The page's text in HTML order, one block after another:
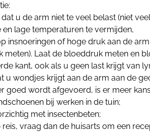
u de arm niet te veel belast (niet
en lage temperaturen te vermijden,
insnoeringen of hoge druk aan de
meten). Laat de bloeddruk meten en
kant, ook als u geen last krijgt van
u wondjes krijgt aan de arm aan de
goed wordt afgevoerd, is er meer
bij werken in de tuin;
met insectenbeten;
reis,vraag dan de huisarts om een